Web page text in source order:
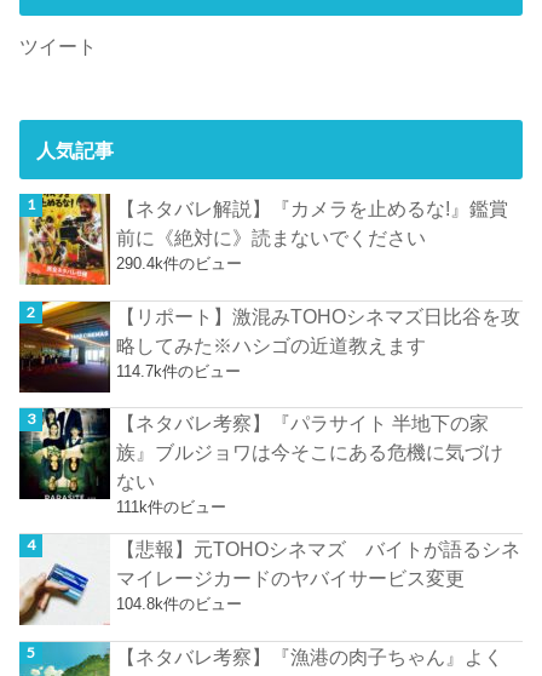
ツイート
人気記事
【ネタバレ解説】『カメラを止めるな!』鑑賞
前に《絶対に》読まないでください
290.4k件のビュー
【リポート】激混みTOHOシネマズ日比谷を攻
略してみた※ハシゴの近道教えます
114.7k件のビュー
【ネタバレ考察】『パラサイト 半地下の家
族』ブルジョワは今そこにある危機に気づけ
ない
111k件のビュー
【悲報】元TOHOシネマズ バイトが語るシネ
マイレージカードのヤバイサービス変更
104.8k件のビュー
【ネタバレ考察】『漁港の肉子ちゃん』よく